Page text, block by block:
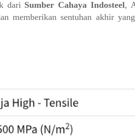
dari Sumber Cahaya Indosteel,
memberikan sentuhan akhir